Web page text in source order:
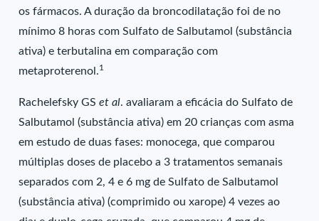
os fármacos. A duração da broncodilatação foi de no
mínimo 8 horas com Sulfato de Salbutamol (substância
ativa) e terbutalina em comparação com
metaproterenol.1
Rachelefsky GSet al. avaliaram a eficácia do Sulfato de
Salbutamol (substância ativa) em 20 crianças com asma
em estudo de duas fases: monocega, que comparou
múltiplas doses de placebo a 3 tratamentos semanais
separados com 2, 4 e 6 mg de Sulfato de Salbutamol
(substância ativa) (comprimido ou xarope) 4 vezes ao